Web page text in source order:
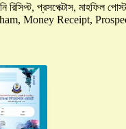
রিসিপ্ট, প্রসপেক্টাস,
Money Receipt,